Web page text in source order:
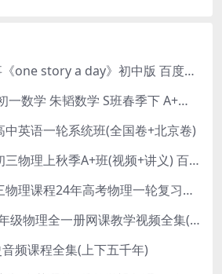
一天一个小故事《one story a day》初中版 百度网盘分享下载
初中数学 2024初一数学 朱韬数学 S班春季下 A+班春季下 百度云网盘
英语一轮系统班(全国卷+北京卷)
杨萌物理2023初三物理上秋季A+班(视频+讲义) 百度网盘分享
2024赵玉峰高三物理课程24年高考物理一轮复习网课教程
沪科版(初三)九年级物理全一册网课教学视频全集(录播版 杜春雨 66讲)
频课程全集(上下五千年)